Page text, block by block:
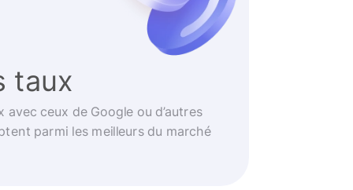
taux
avec ceux de Google ou d’autres
parmi les meilleurs du marché